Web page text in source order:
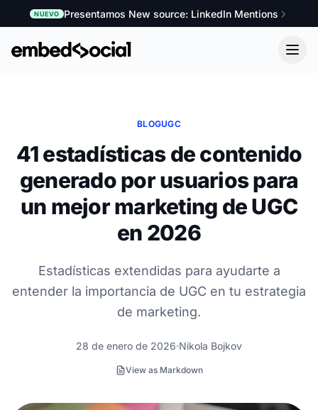
NUEVO Presentamos New source: LinkedIn Mentions
BLOGUGC
41 estadísticas de contenido
generado por usuarios para
un mejor marketing de UGC
en 2026
Estadísticas extendidas para ayudarte a
entender la importancia de UGC en tu estrategia
de marketing.
28 de enero de 2026 Nikola Bojkov
View as Markdown